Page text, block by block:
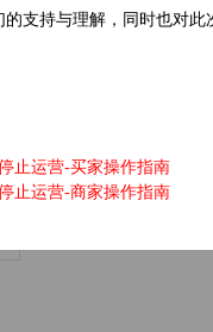
支持与理解，同时也对
止运营-买家操作指南
止运营-商家操作指南